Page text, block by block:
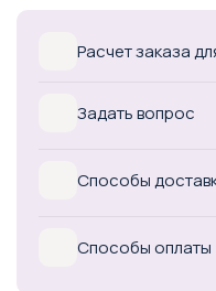
Расчет заказа
Задать вопрос
Способы
Способы оплаты